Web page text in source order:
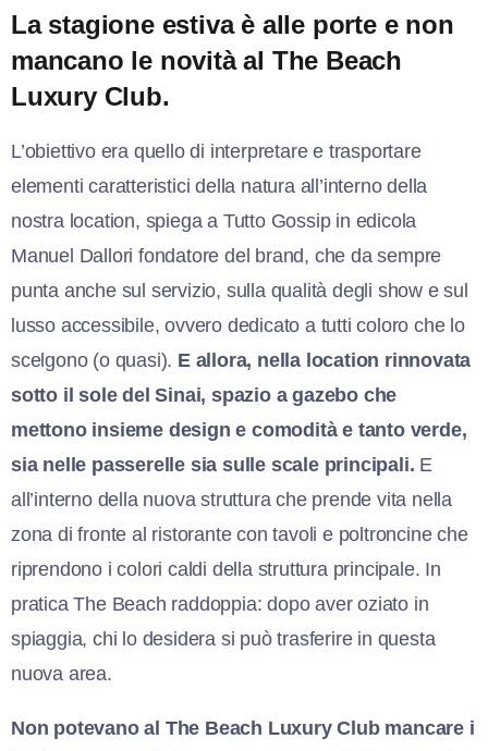
La stagione estiva è alle porte e non
mancano le novità al The Beach
Luxury Club.
L’obiettivo era quello di interpretare e trasportare
elementi caratteristici della natura all’interno della
nostra location, spiega a Tutto Gossip in edicola
Manuel Dallori fondatore del brand, che da sempre
punta anche sul servizio, sulla qualità degli show e sul
lusso accessibile, ovvero dedicato a tutti coloro che lo
scelgono (o quasi). E allora, nella location rinnovata
sotto il sole del Sinai, spazio a gazebo che
mettono insieme design e comodità e tanto verde,
sia nelle passerelle sia sulle scale principali. E
all’interno della nuova struttura che prende vita nella
zona di fronte al ristorante con tavoli e poltroncine che
riprendono i colori caldi della struttura principale. In
pratica The Beach raddoppia: dopo aver oziato in
spiaggia, chi lo desidera si può trasferire in questa
nuova area.
Non potevano al The Beach Luxury Club mancare i